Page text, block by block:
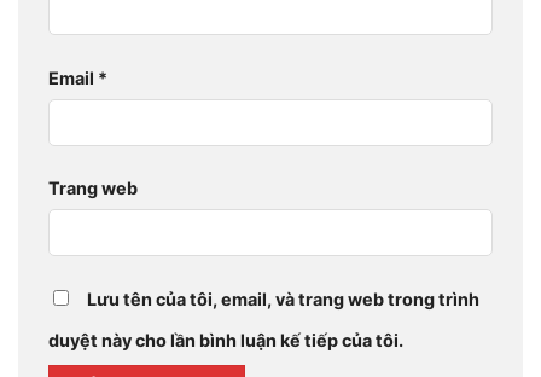
Email *
Trang web
Lưu tên của tôi, email, và trang web trong trình
duyệt này cho lần bình luận kế tiếp của tôi.